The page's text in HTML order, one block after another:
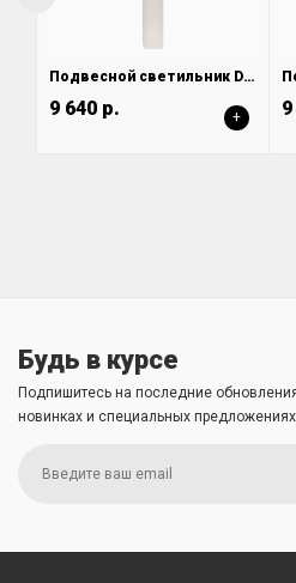
Подвесной светильник DeMarkt Кьянти 720012001
9 640 р. +
Будь в курсе
Подпишитесь на последние
новинках и специальных